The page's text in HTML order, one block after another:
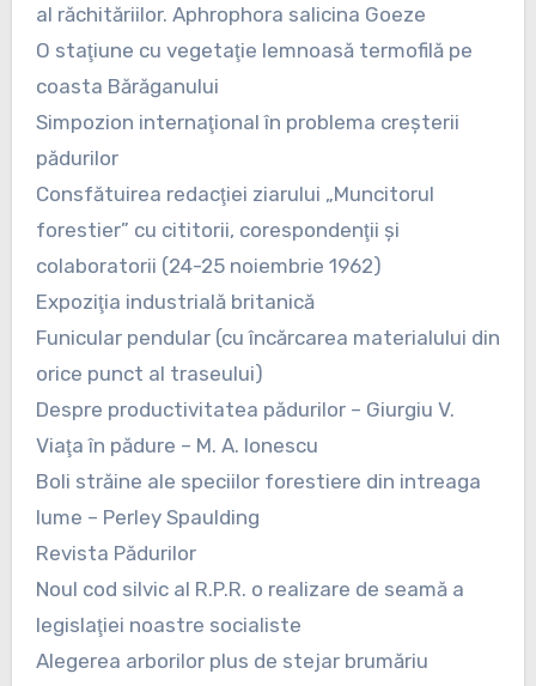
al răchităriilor. Aphrophora salicina Goeze
O staţiune cu vegetaţie lemnoasă termofilă pe
coasta Bărăganului
Simpozion internaţional în problema creşterii
pădurilor
Consfătuirea redacţiei ziarului „Muncitorul
forestier” cu cititorii, corespondenţii şi
colaboratorii (24-25 noiembrie 1962)
Expoziţia industrială britanică
Funicular pendular (cu încărcarea materialului din
orice punct al traseului)
Despre productivitatea pădurilor – Giurgiu V.
Viaţa în pădure – M. A. Ionescu
Boli străine ale speciilor forestiere din intreaga
lume – Perley Spaulding
Revista Pădurilor
Noul cod silvic al R.P.R. o realizare de seamă a
legislaţiei noastre socialiste
Alegerea arborilor plus de stejar brumăriu